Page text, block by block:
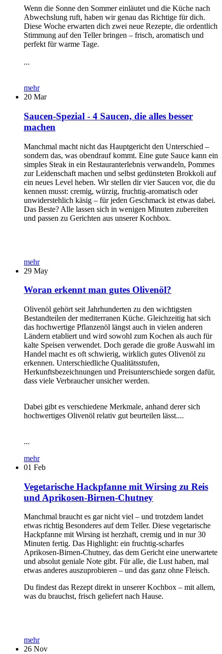
Wenn die Sonne den Sommer einläutet und die Küche nach
Abwechslung ruft, haben wir genau das Richtige für dich.
Diese Woche erwarten dich zwei neue Rezepte, die ordentlich
Stimmung auf den Teller bringen – frisch, aromatisch und
perfekt für warme Tage.
...
mehr
20 Mar
Saucen-Spezial - 4 Saucen, die alles besser
machen
Manchmal macht nicht das Hauptgericht den Unterschied –
sondern das, was obendrauf kommt. Eine gute Sauce kann ein
simples Steak in ein Restauranterlebnis verwandeln, Pommes
zur Leidenschaft machen und selbst gedünsteten Brokkoli auf
ein neues Level heben. Wir stellen dir vier Saucen vor, die du
kennen musst: cremig, würzig, fruchtig-aromatisch oder
unwiderstehlich käsig – für jeden Geschmack ist etwas dabei.
Das Beste? Alle lassen sich in wenigen Minuten zubereiten
und passen zu Gerichten aus unserer Kochbox.
mehr
29 May
Woran erkennt man gutes Olivenöl?
Olivenöl gehört seit Jahrhunderten zu den wichtigsten
Bestandteilen der mediterranen Küche. Gleichzeitig hat sich
das hochwertige Pflanzenöl längst auch in vielen anderen
Ländern etabliert und wird sowohl zum Kochen als auch für
kalte Speisen verwendet. Doch gerade die große Auswahl im
Handel macht es oft schwierig, wirklich gutes Olivenöl zu
erkennen. Unterschiedliche Qualitätsstufen,
Herkunftsbezeichnungen und Preisunterschiede sorgen dafür,
dass viele Verbraucher unsicher werden.
Dabei gibt es verschiedene Merkmale, anhand derer sich
hochwertiges Olivenöl relativ gut beurteilen lässt....
...
mehr
01 Feb
Vegetarische Hackpfanne mit Wirsing zu Reis
und Aprikosen-Birnen-Chutney
Manchmal braucht es gar nicht viel – und trotzdem landet
etwas richtig Besonderes auf dem Teller. Diese vegetarische
Hackpfanne mit Wirsing ist herzhaft, cremig und in nur 30
Minuten fertig. Das Highlight: ein fruchtig-scharfes
Aprikosen-Birnen-Chutney, das dem Gericht eine unerwartete
und absolut geniale Note gibt. Für alle, die Lust haben, mal
etwas anderes auszuprobieren – und das ganz ohne Fleisch.
Du findest das Rezept direkt in unserer Kochbox – mit allem,
was du brauchst, frisch geliefert nach Hause.
mehr
26 Nov